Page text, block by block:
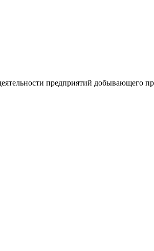
предприятий добывающего